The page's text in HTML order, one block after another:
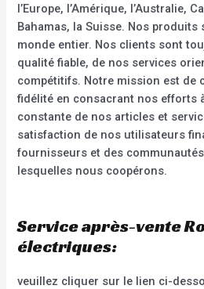
l’Europe, l’Amérique, l’Australie,
Bahamas, la Suisse. Nos produits
monde entier. Nos clients sont
qualité fiable, de nos services
compétitifs. Notre mission est de
fidélité en consacrant nos efforts
constante de nos articles et
satisfaction de nos utilisateurs
fournisseurs et des
lesquelles nous coopérons.
Service après-vente
électriques:
veuillez cliquer sur le lien ci-